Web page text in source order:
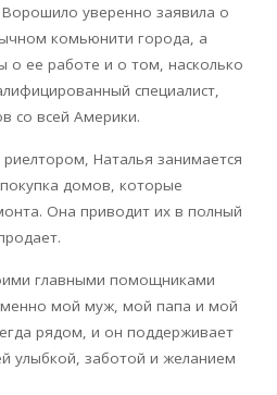
уверенно заявила о
комьюнити города, а
о ее работе и о том, насколько
специалист,
со всей Америки.
Наталья занимается
домов, которые
Она приводит их в полный
главными помощниками
мой муж, мой папа и мой
рядом, и он поддерживает
улыбкой, заботой и желанием